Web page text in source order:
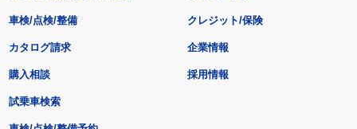
車検/点検/整備 クレジット/保険
カタログ請求
購入相談
試乗車検索
企業情報
採用情報